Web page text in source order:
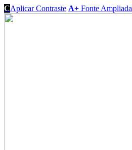
CAplicar Contraste A+ Fonte Ampliada